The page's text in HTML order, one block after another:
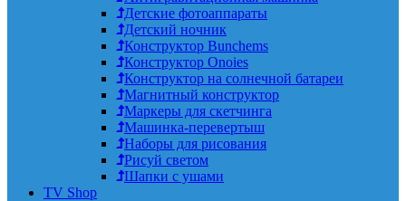
Детские фотоаппараты
Детский ночник
Конструктор Bunchems
Конструктор Onoies
Конструктор на солнечной батареи
Магнитный конструктор
Маркеры для скетчинга
Машинка-перевертыш
Наборы для рисования
Рисуй светом
Шапки с ушами
TV Shop